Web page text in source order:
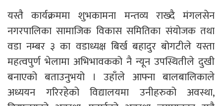
यस्तै कार्यक्रममा शुभकामना मन्तव्य राख्दै मंगलसेन
नगरपालिका सामाजिक विकास समितिका संयोजक तथा
वडा नम्बर ३ का वडाध्यक्ष बिर्ख बहादुर बोगटीले यस्ता
महत्वपुर्ण भेलामा अभिभावकको नै न्यून उपस्थितीले दुखी
बनाएको बताउनुभयो । उहाँले आफ्ना बालबालिकाले
अध्ययन गरिरहेको विद्यालयमा उनीहरुको अवस्था,